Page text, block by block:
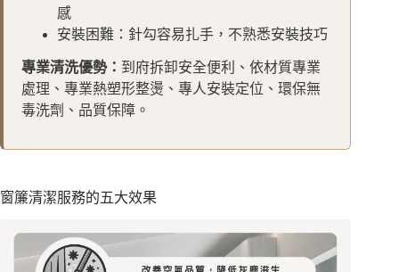
感
安裝困難：針勾容易扎手，不熟悉安裝技巧
專業清洗優勢： 到府拆卸安全便利、依材質專業
處理、專業熱塑形整燙、專人安裝定位、環保無
毒洗劑、品質保障。
窗簾清潔服務的五大效果